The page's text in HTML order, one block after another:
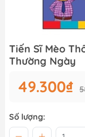
Tiến Sĩ Mèo
Thường Ngày
49.300₫
Số lượng: